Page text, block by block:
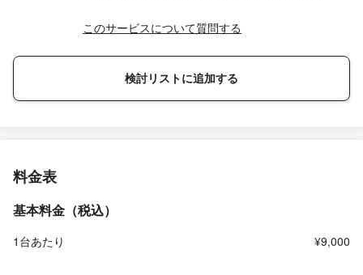
このサービスについて質問する
検討リストに追加する
料金表
基本料金（税込）
1台あたり ¥9,000